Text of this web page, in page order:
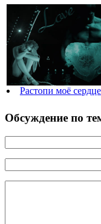
Растопи моё сердце
Обсуждение по